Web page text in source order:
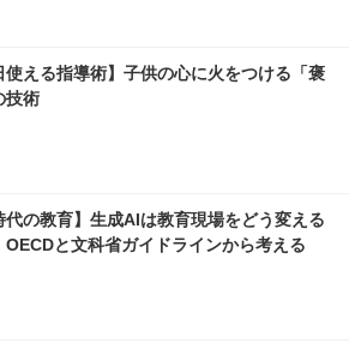
使える指導術】子供の心に火をつける「褒
技術
代の教育】生成AIは教育現場をどう変える
OECDと文科省ガイドラインから考える